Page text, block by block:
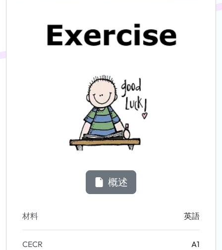
概述
材料 英語
CECR A1